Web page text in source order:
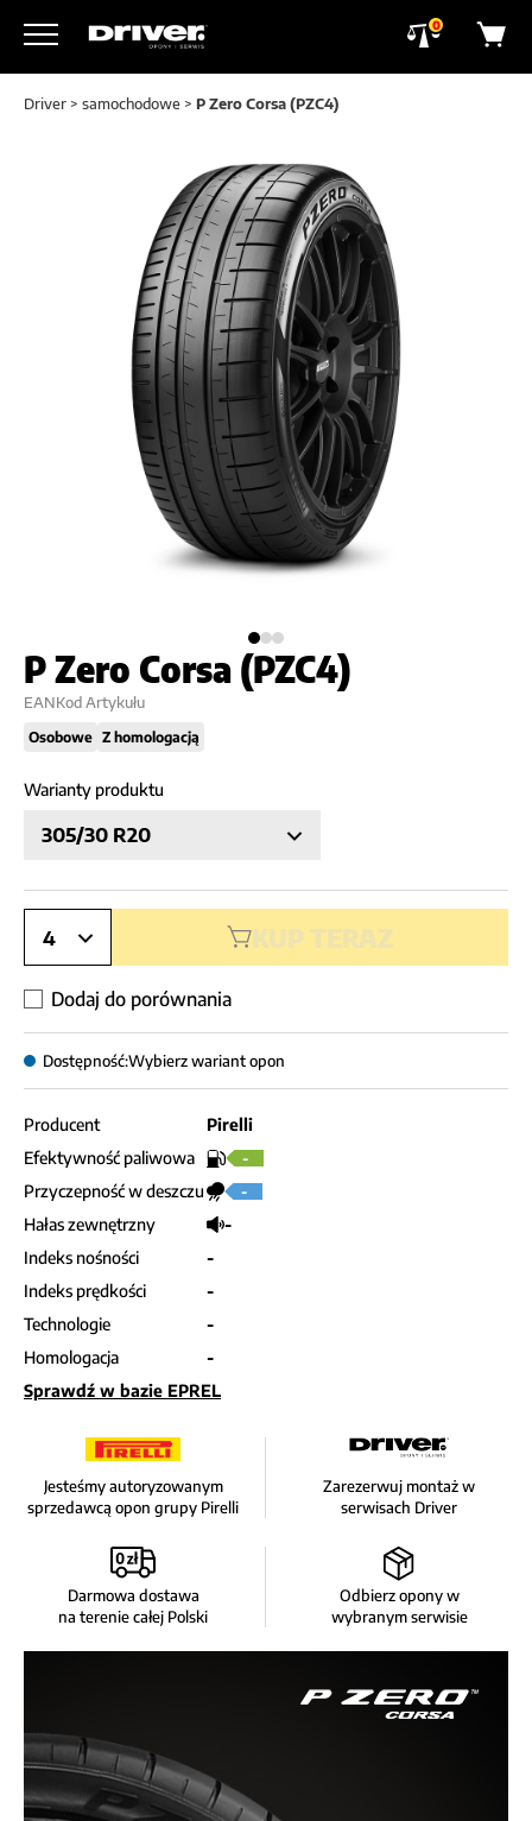
0
Driver > samochodowe > P Zero Corsa (PZC4)
P Zero Corsa (PZC4)
EANKod Artykułu
Osobowe Z homologacją
Warianty produktu
305/30 R20
4
Dodaj do porównania
Dostępność:Wybierz wariant opon
Producent
Pirelli
Efektywność paliwowa
-
Przyczepność w deszczu -
Hałas zewnętrzny
-
Indeks nośności
-
Indeks prędkości
-
Technologie
-
Homologacja
-
Sprawdź w bazie EPREL
Jesteśmy autoryzowanym
sprzedawcą opon grupy Pirelli
Zarezerwuj montaż w
serwisach Driver
Darmowa dostawa
na terenie całej Polski
Odbierz opony w
wybranym serwisie